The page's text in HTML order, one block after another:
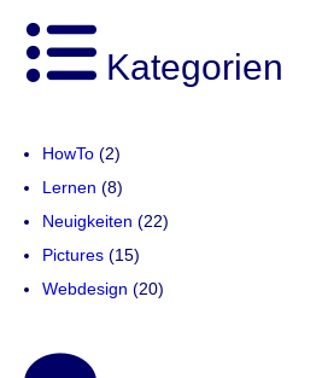
Kategorien
HowTo (2)
Lernen (8)
Neuigkeiten (22)
Pictures (15)
Webdesign (20)